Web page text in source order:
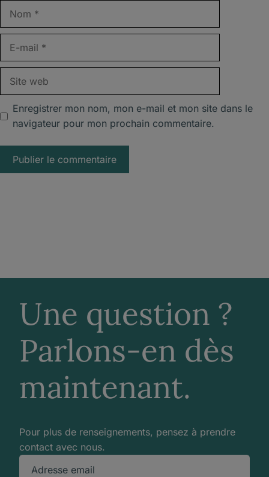
Enregistrer mon nom, mon e-mail et mon site dans le
navigateur pour mon prochain commentaire.
Une question ?
Parlons-en dès
maintenant.
Pour plus de renseignements, pensez à prendre
contact avec nous.
Adresse email